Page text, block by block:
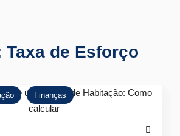
Taxa de Esforço
Finanças